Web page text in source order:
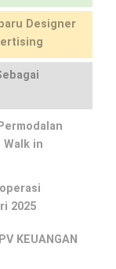
Designer
Walk in
2025
KEUANGAN